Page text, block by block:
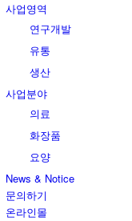
사업영역
연구개발
유통
생산
사업분야
의료
화장품
요양
News & Notice
문의하기
온라인몰